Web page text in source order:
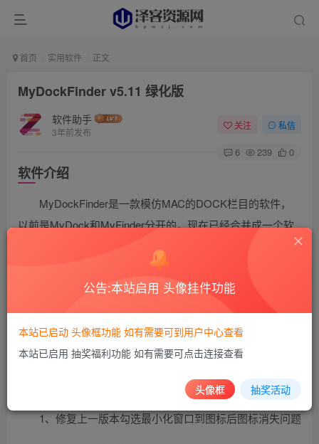
首页 实用软件 正文
MyDockFinder v5.11 绿化版
软件助手
3年前发布
关注 私信
6 239 0
软件介绍
MyDockFinder是一款模仿MAC的DOCK栏目的软件，
以前是MyDock和MyFinder分开的，现在已经合并成一个软
件了。实现了几乎所有的动效，足矣以假乱真。支持系统级
模糊，本软件目前是最强的Windows模仿MAC桌面的软件。
更新日志
1、修复上一版本勾选最小化窗口到图标后图标消失问题
公告:本站启用 头像挂件功能
本站已启动 头像框功能 如有需要可到用户中心查看
本站已启用 抽奖福利功能 如有需要可点击连接查看
头像框 抽奖活动